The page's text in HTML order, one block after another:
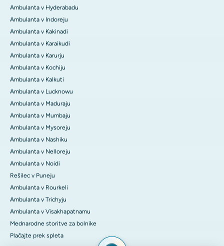
Ambulanta v Hyderabadu
Ambulanta v Indoreju
Ambulanta v Kakinadi
Ambulanta v Karaikudi
Ambulanta v Karurju
Ambulanta v Kochiju
Ambulanta v Kalkuti
Ambulanta v Lucknowu
Ambulanta v Maduraju
Ambulanta v Mumbaju
Ambulanta v Mysoreju
Ambulanta v Nashiku
Ambulanta v Nelloreju
Ambulanta v Noidi
Rešilec v Puneju
Ambulanta v Rourkeli
Ambulanta v Trichyju
Ambulanta v Visakhapatnamu
Mednarodne storitve za bolnike
Plačajte prek spleta